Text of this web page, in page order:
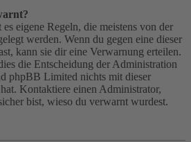
eigene Regeln, die meistens von der
werden. Wenn du gegen eine dieser
kann sie dir eine Verwarnung erteilen.
die Entscheidung der Administration
phpBB Limited nichts mit dieser
Kontaktiere einen Administrator,
bist, wieso du verwarnt wurdest.